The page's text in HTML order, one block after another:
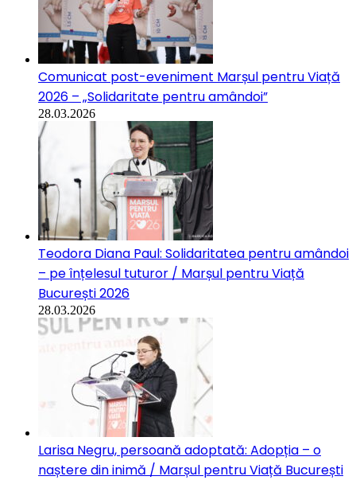
Comunicat post-eveniment Marșul pentru Viață
2026 – „Solidaritate pentru amândoi”
28.03.2026
Teodora Diana Paul: Solidaritatea pentru amândoi
– pe înțelesul tuturor / Marșul pentru Viață
București 2026
28.03.2026
Larisa Negru, persoană adoptată: Adopția – o
naștere din inimă / Marșul pentru Viață București